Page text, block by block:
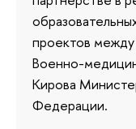
проектов
Военно-
Кирова
Федерации.